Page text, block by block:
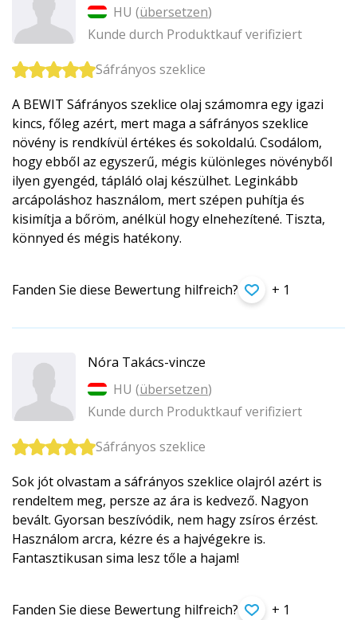
HU (übersetzen)
Kunde durch Produktkauf verifiziert
Sáfrányos szeklice
A BEWIT Sáfrányos szeklice olaj számomra egy igazi
kincs, főleg azért, mert maga a sáfrányos szeklice
növény is rendkívül értékes és sokoldalú. Csodálom,
hogy ebből az egyszerű, mégis különleges növényből
ilyen gyengéd, tápláló olaj készülhet. Leginkább
arcápoláshoz használom, mert szépen puhítja és
kisimítja a bőröm, anélkül hogy elnehezítené. Tiszta,
könnyed és mégis hatékony.
Fanden Sie diese Bewertung hilfreich? + 1
Nóra Takács-vincze
HU (übersetzen)
Kunde durch Produktkauf verifiziert
Sáfrányos szeklice
Sok jót olvastam a sáfrányos szeklice olajról azért is
rendeltem meg, persze az ára is kedvező. Nagyon
bevált. Gyorsan beszívódik, nem hagy zsíros érzést.
Használom arcra, kézre és a hajvégekre is.
Fantasztikusan sima lesz tőle a hajam!
Fanden Sie diese Bewertung hilfreich? + 1